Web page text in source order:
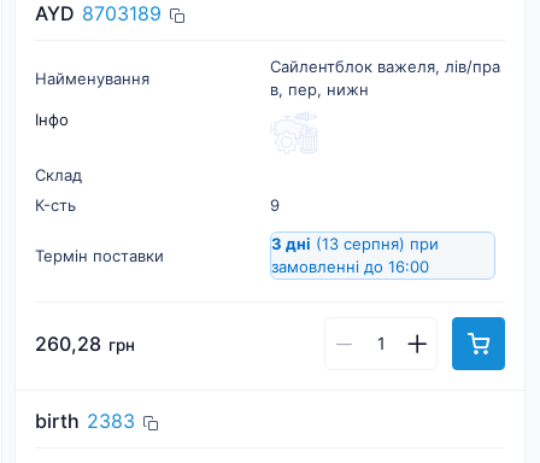
AYD 8703189
Найменування
Сайлентблок важеля, лiв/пра
в, пер, нижн
Інфо
Склад
К-cть
9
Термін поставки
3 дні (13 серпня) при
замовленні до 16:00
260,28 грн
birth 2383